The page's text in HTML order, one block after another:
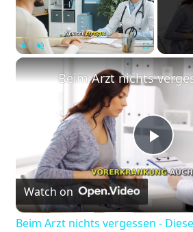
Play
Watch on
Beim Arzt nichts vergessen -